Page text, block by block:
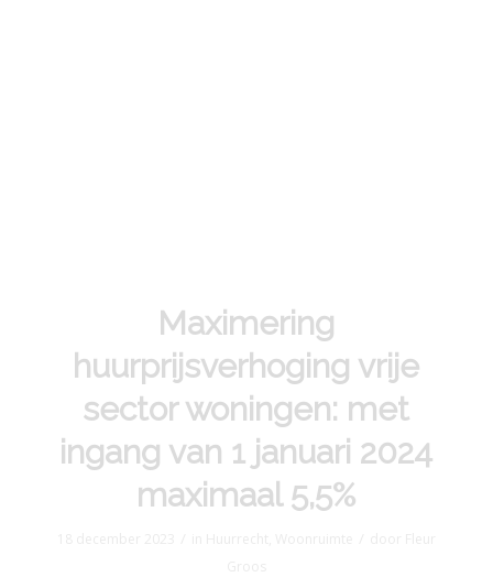
Maximering
huurprijsverhoging vrije
sector woningen: met
ingang van 1 januari 2024
maximaal 5,5%